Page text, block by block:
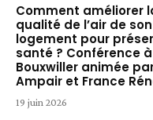
Comment améliorer
qualité de l’air de son
logement pour
santé ? Conférence à
Bouxwiller animée
Ampair et France
19 juin 2026